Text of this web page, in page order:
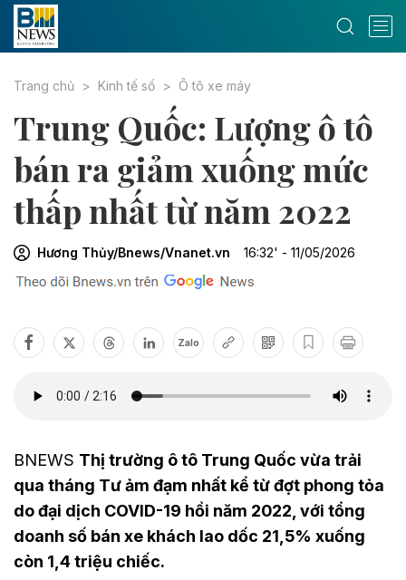
Trang chủ Kinh tế số Ô tô xe máy
Trung Quốc: Lượng ô tô
bán ra giảm xuống mức
thấp nhất từ năm 2022
Hương Thủy/Bnews/Vnanet.vn 16:32' - 11/05/2026
Zalo
BNEWS Thị trường ô tô Trung Quốc vừa trải
qua tháng Tư ảm đạm nhất kể từ đợt phong tỏa
do đại dịch COVID-19 hồi năm 2022, với tổng
doanh số bán xe khách lao dốc 21,5% xuống
còn 1,4 triệu chiếc.